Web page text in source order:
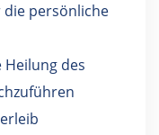
persönliche
Heilung des